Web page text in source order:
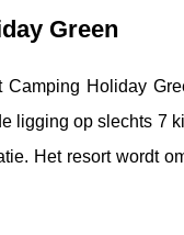
Green
Holiday
ligging op slechts 7
Het resort wordt